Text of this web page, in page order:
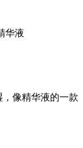
华液
像精华液的一款